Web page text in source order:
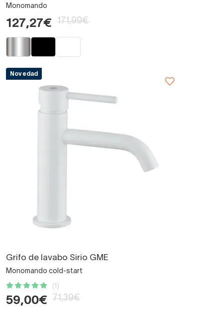
Monomando
127,27€ 171,99€
Novedad
Grifo de lavabo Sirio GME
Monomando cold-start
(1)
59,00€ 71,39€